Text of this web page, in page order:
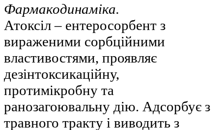
Фармакодинаміка.
Атоксіл – ентеросорбент з
вираженими сорбційними
властивостями, проявляє
дезінтоксикаційну,
протимікробну та
ранозагоювальну дію. Адсорбує з
травного тракту і виводить з